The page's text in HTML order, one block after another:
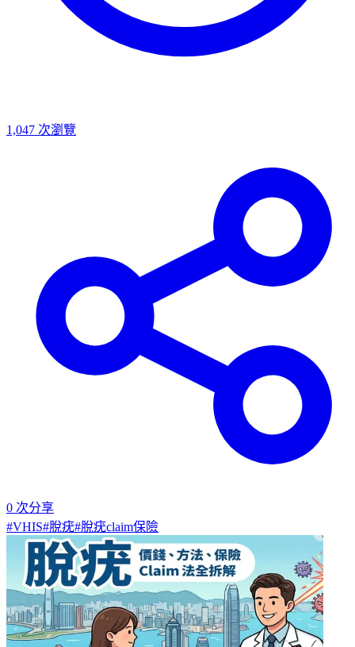
1,047 次瀏覽
0 次分享
#VHIS#脫疣#脫疣claim保險